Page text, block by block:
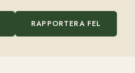
RAPPORTERA FEL